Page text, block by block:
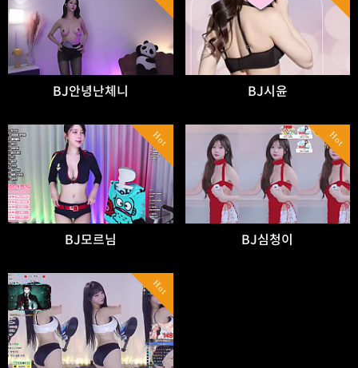
BJ안녕난체니 BJ시윤
Hot
BJ모르님
Hot
BJ심청이
Hot